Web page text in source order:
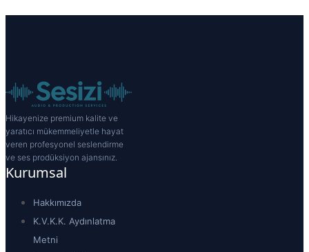
Hikayenize premium kalite ve
yaratıcı mükemmeliyetle hayat
veren profesyonel seslendirme
ve ses prodüksiyon ajansınız.
Kurumsal
Hakkımızda
K.V.K.K. Aydınlatma
Metni